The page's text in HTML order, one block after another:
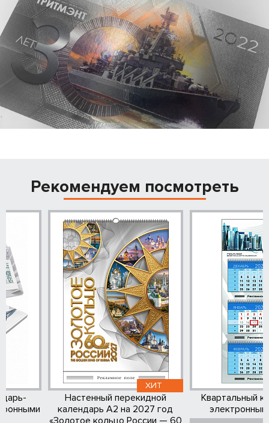
Рекомендуем посмотреть
ХИТ
Настенный перекидной
календарь А2 на 2027 год
«Золотое кольцо России — 60
Квартальный